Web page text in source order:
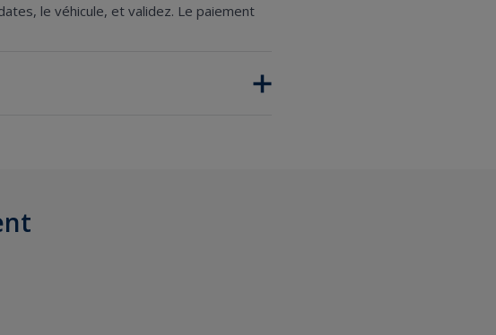
le véhicule, et validez. Le paiement